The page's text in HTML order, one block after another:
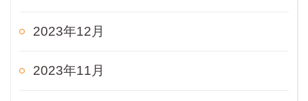
2023年12月
2023年11月